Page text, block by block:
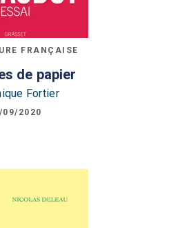
FRANÇAISE
de papier
Fortier
09/2020